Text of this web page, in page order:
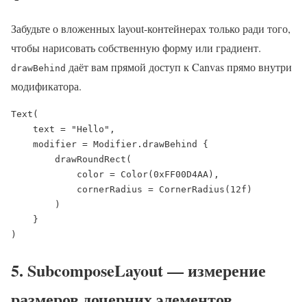
Забудьте о вложенных layout-контейнерах только ради того,
чтобы нарисовать собственную форму или градиент.
drawBehind даёт вам прямой доступ к Canvas прямо внутри
модификатора.
Text(
)
5. SubcomposeLayout — измерение